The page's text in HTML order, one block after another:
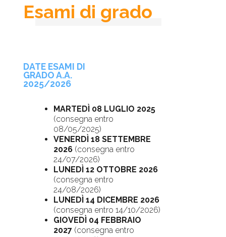
Esami di grado
DATE ESAMI DI
GRADO A.A.
2025/2026
MARTEDÌ 08 LUGLIO 2025
(consegna entro
08/05/2025)
VENERDÌ18 SETTEMBRE
2026 (consegna entro
24/07/2026)
LUNEDÌ 12 OTTOBRE 2026
(consegna entro
24/08/2026)
LUNEDÌ 14 DICEMBRE 2026
(consegna entro 14/10/2026)
GIOVEDÌ 04 FEBBRAIO
2027 (consegna entro